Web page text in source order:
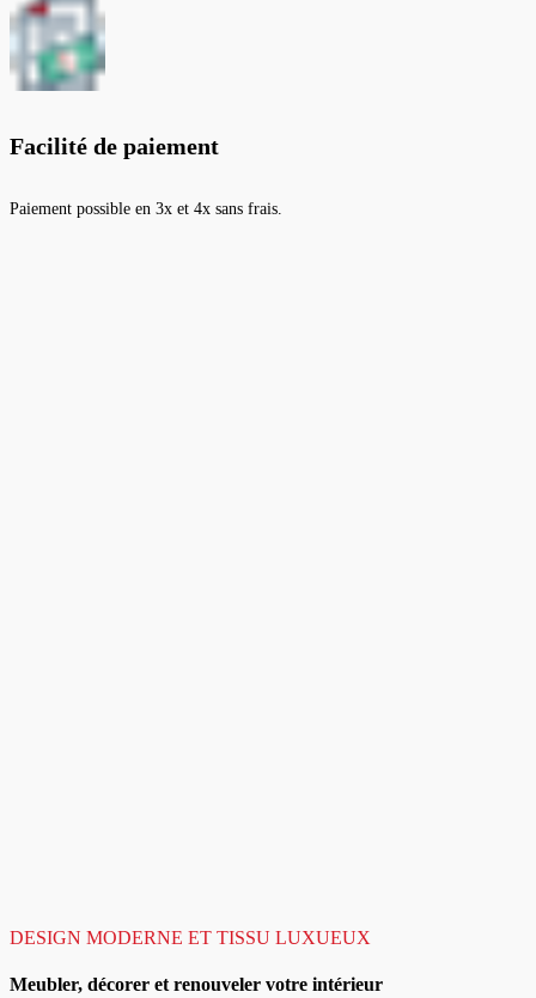
Facilité de paiement
Paiement possible en 3x et 4x sans frais.
DESIGN MODERNE ET TISSU LUXUEUX
Meubler, décorer et renouveler votre intérieur